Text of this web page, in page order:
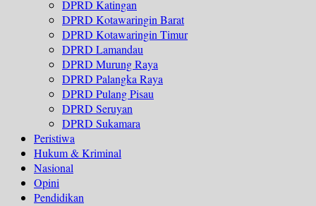
DPRD Katingan
DPRD Kotawaringin Barat
DPRD Kotawaringin Timur
DPRD Lamandau
DPRD Murung Raya
DPRD Palangka Raya
DPRD Pulang Pisau
DPRD Seruyan
DPRD Sukamara
Peristiwa
Hukum & Kriminal
Nasional
Opini
Pendidikan